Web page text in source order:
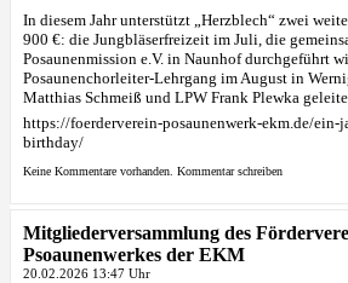
In diesem Jahr unterstützt „Herzblech“ zwei
900 €: die Jungbläserfreizeit im Juli, die
Posaunenmission e.V. in Naunhof durchgeführt
Posaunenchorleiter-Lehrgang im August in
Matthias Schmeiß und LPW Frank Plewka
https://foerderverein-posaunenwerk-ekm.de/ein-
birthday/
Keine Kommentare vorhanden. Kommentar schreiben
Mitgliederversammlung des
Psoaunenwerkes der EKM
20.02.2026 13:47 Uhr